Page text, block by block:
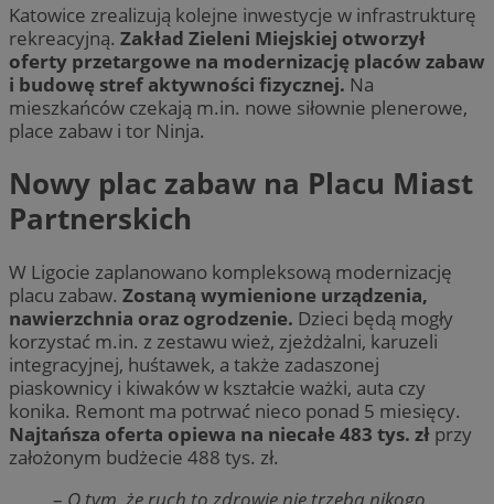
Katowice zrealizują kolejne inwestycje w infrastrukturę
rekreacyjną. Zakład Zieleni Miejskiej otworzył
oferty przetargowe na modernizację placów zabaw
i budowę stref aktywności fizycznej. Na
mieszkańców czekają m.in. nowe siłownie plenerowe,
place zabaw i tor Ninja.
Nowy plac zabaw na Placu Miast
Partnerskich
W Ligocie zaplanowano kompleksową modernizację
placu zabaw. Zostaną wymienione urządzenia,
nawierzchnia oraz ogrodzenie. Dzieci będą mogły
korzystać m.in. z zestawu wież, zjeżdżalni, karuzeli
integracyjnej, huśtawek, a także zadaszonej
piaskownicy i kiwaków w kształcie ważki, auta czy
konika. Remont ma potrwać nieco ponad 5 miesięcy.
Najtańsza oferta opiewa na niecałe 483 tys. zł przy
założonym budżecie 488 tys. zł.
– O tym, że ruch to zdrowie nie trzeba nikogo